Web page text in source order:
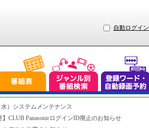
自動ログイン
水）システムメンテナンス
】CLUB PanasonicログインID廃止のお知らせ